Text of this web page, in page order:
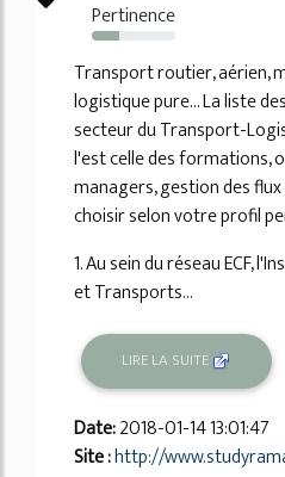
Pertinence
33%
Transport routier, aérien,
logistique pure... La liste
secteur du Transport-
l'est celle des formations,
managers, gestion des
choisir selon votre profil
1. Au sein du réseau ECF,
et Transports...
LIRE LA SUITE
Date:2018-01-14 13:01:47
Site :http://